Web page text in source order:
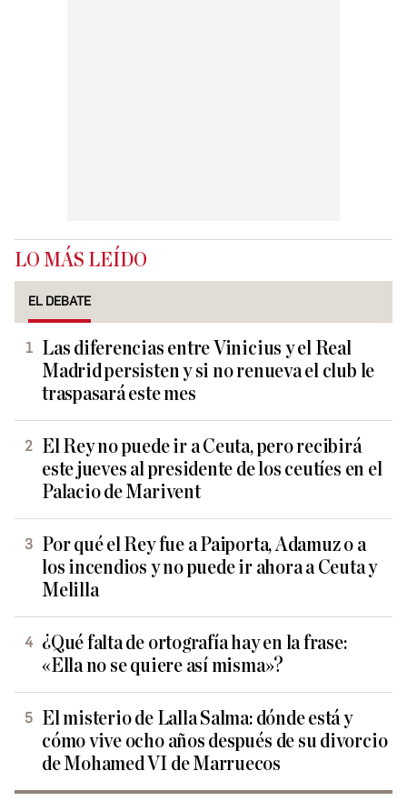
LO MÁS LEÍDO
EL DEBATE
Las diferencias entre Vinicius y el Real
Madrid persisten y si no renueva el club le
traspasará este mes
El Rey no puede ir a Ceuta, pero recibirá
este jueves al presidente de los ceutíes en el
Palacio de Marivent
Por qué el Rey fue a Paiporta, Adamuz o a
los incendios y no puede ir ahora a Ceuta y
Melilla
¿Qué falta de ortografía hay en la frase:
«Ella no se quiere así misma»?
El misterio de Lalla Salma: dónde está y
cómo vive ocho años después de su divorcio
de Mohamed VI de Marruecos